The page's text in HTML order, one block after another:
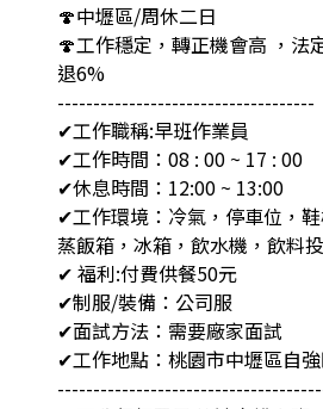
🍄中壢區/周休二日
🍄工作穩定，轉正機會高 ，法
退6%
------------------------------------
✔工作職稱:早班作業員
✔工作時間：08 : 00 ~ 17 : 00
✔休息時間：12:00 ~ 13:00
✔工作環境：冷氣，停車位，
蒸飯箱，冰箱，飲水機，飲料
✔ 福利:付費供餐50元
✔制服/裝備：公司服
✔面試方法：需要廠家面試
✔工作地點：桃園市中壢區自